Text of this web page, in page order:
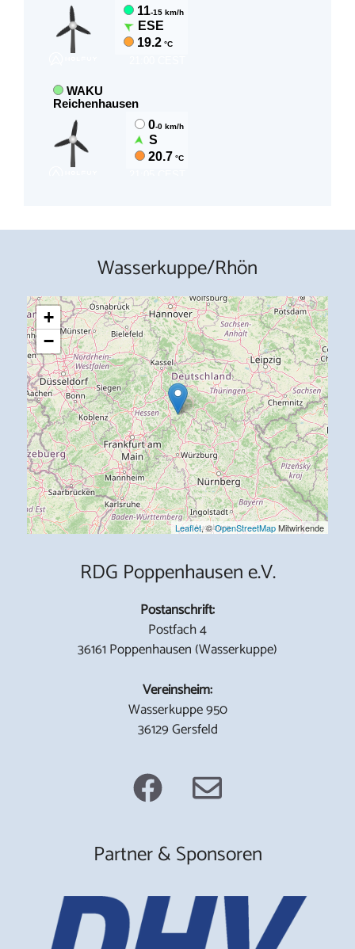
Wasserkuppe/Rhön
+
−
Leaflet, ©OpenStreetMapMitwirkende
RDG Poppenhausen e.V.
Postanschrift:
Postfach 4
36161 Poppenhausen (Wasserkuppe)
Vereinsheim:
Wasserkuppe 950
36129 Gersfeld
Partner & Sponsoren